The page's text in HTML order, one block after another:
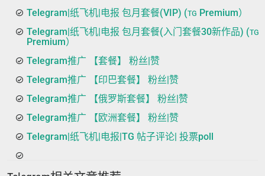
Telegram|纸飞机|电报 包月套餐(VIP) (ᴛɢ Premium）
Telegram|纸飞机|电报 包月套餐(入门套餐30新作品) (ᴛɢ
Premium）
Telegram推广 【套餐】 粉丝|赞
Telegram推广 【印巴套餐】 粉丝|赞
Telegram推广 【俄罗斯套餐】 粉丝|赞
Telegram推广 【欧洲套餐】 粉丝|赞
Telegram|纸飞机|电报|TG 帖子评论| 投票poll